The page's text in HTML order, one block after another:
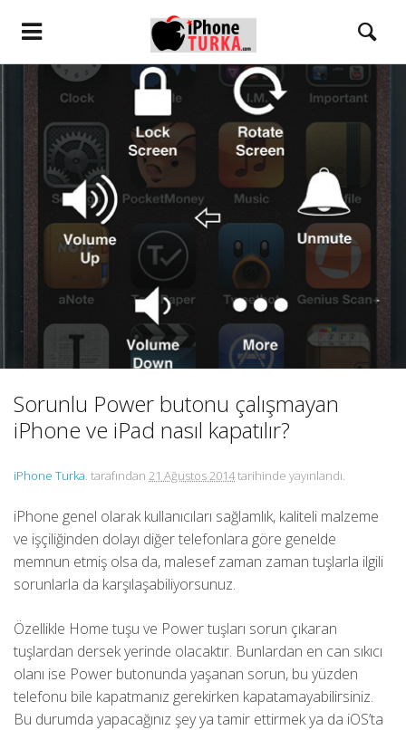
Sorunlu Power butonu çalışmayan
iPhone ve iPad nasıl kapatılır?
iPhone Turka. tarafından 21 Ağustos 2014tarihinde yayınlandı.
iPhone genel olarak kullanıcıları sağlamlık, kaliteli malzeme
ve işçiliğinden dolayı diğer telefonlara göre genelde
memnun etmiş olsa da, malesef zaman zaman tuşlarla ilgili
sorunlarla da karşılaşabiliyorsunuz.
Özellikle Home tuşu ve Power tuşları sorun çıkaran
tuşlardan dersek yerinde olacaktır. Bunlardan en can sıkıcı
olanı ise Power butonunda yaşanan sorun, bu yüzden
telefonu bile kapatmanız gerekirken kapatamayabilirsiniz.
Bu durumda yapacağınız şey ya tamir ettirmek ya da iOS’ta